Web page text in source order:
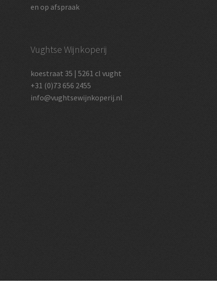
en op afspraak
Vughtse Wijnkoperij
koestraat 35 | 5261 cl vught
+31 (0)73 656 2455
info@vughtsewijnkoperij.nl